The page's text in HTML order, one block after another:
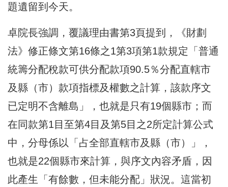
題遺留到今天。
卓院長強調，覆議理由書第3頁提到，《財劃
法》修正條文第16條之1第3項第1款規定「普通
統籌分配稅款可供分配款項90.5％分配直轄市
及縣（市）款項指標及權數之計算，該款序文
已定明不含離島」，也就是只有19個縣市；而
在同款第1目至第4目及第5目之2所定計算公式
中，分母係以「占全部直轄市及縣（市）」，
也就是22個縣市來計算，與序文內容矛盾，因
此產生「有餘數，但未能分配」狀況。這當初